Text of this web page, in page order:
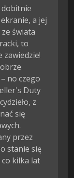
dobitnie
a jej
świata
to
zawiedzie!
no czego
Duty
z
się
przez
stanie się
kilka lat